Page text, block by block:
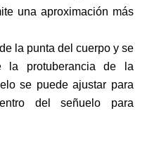
una aproximación más
la punta del cuerpo y se
la protuberancia de la
se puede ajustar para
del señuelo para